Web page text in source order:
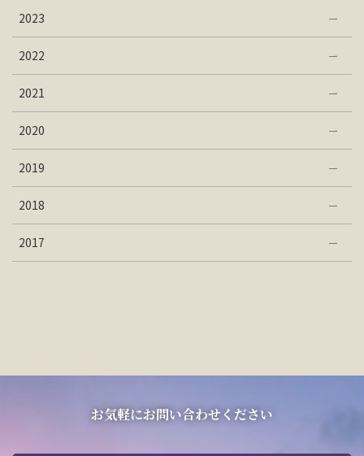
2023
2022
2021
2020
2019
2018
2017
お気軽にお問い合わせください